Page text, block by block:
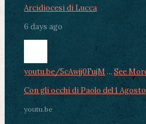
Arcidiocesi di Lucca
6 days ago
youtu.be/5cAwjj0FujM ... See
Con gli occhi di Paolo del 1
youtu.be